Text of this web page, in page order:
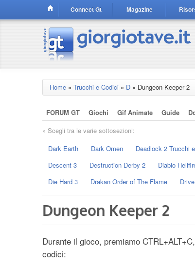
Connect Gt Magazine
Home » Trucchi e Codici » D » Dungeon Keeper 2
FORUM GT Giochi Gif Animate Guide
» Scegli tra le varie sottosezioni:
Dark Earth
Dark Omen Deadlock 2 Trucchi
Descent 3
Destruction Derby 2 Diablo
Die Hard 3
Drakan Order of The Flame
Dungeon Keeper 2
Durante il gioco, premiamo
codici: